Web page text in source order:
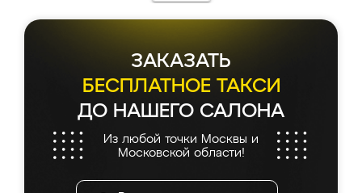
ЗАКАЗАТЬ
БЕСПЛАТНОЕ ТАКСИ
ДО НАШЕГО САЛОНА
Из любой точки Москвы и
Московской области!